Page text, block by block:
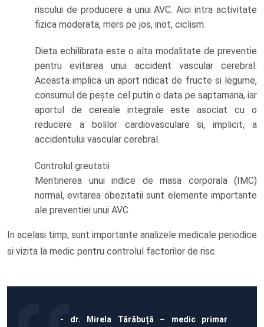
riscului de producere a unui AVC. Aici intra activitate
fizica moderata, mers pe jos, inot, ciclism.
Dieta echilibrata este o alta modalitate de preventie
pentru evitarea unui accident vascular cerebral.
Aceasta implica un aport ridicat de fructe si legume,
consumul de pește cel putin o data pe saptamana, iar
aportul de cereale integrale este asociat cu o
reducere a bolilor cardiovasculare si, implicit, a
accidentului vascular cerebral.
Controlul greutatii
Mentinerea unui indice de masa corporala (IMC)
normal, evitarea obezitatii sunt elemente importante
ale preventiei unui AVC
In acelasi timp, sunt importante analizele medicale periodice
si vizita la medic pentru controlul factorilor de risc.
- dr. Mirela Tărăbuță – medic primar